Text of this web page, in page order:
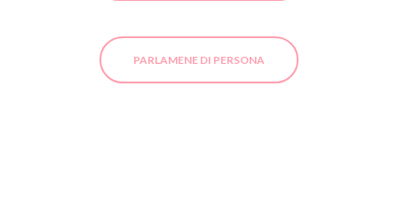
PARLAMENE DI PERSONA